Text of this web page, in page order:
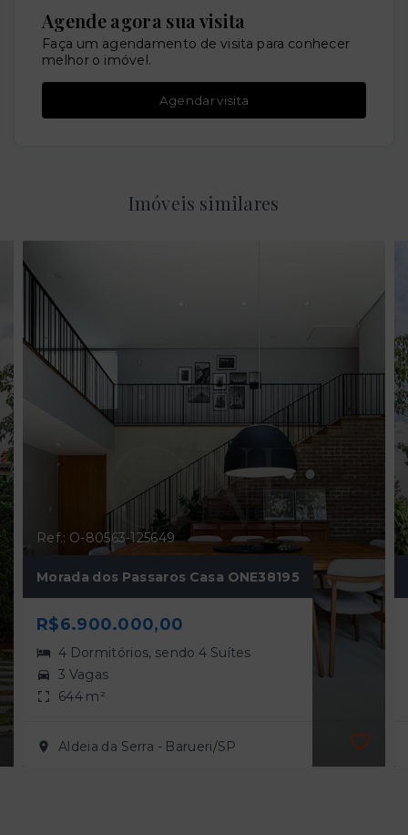
Agende agora sua visita
Faça um agendamento de visita para conhecer
melhor o imóvel.
Agendar visita
Imóveis similares
Ref.: O-80563-125649
Morada dos Passaros Casa ONE38195
R$6.900.000,00
4 Dormitórios, sendo 4 Suítes
3 Vagas
644 m²
Aldeia da Serra - Barueri/SP